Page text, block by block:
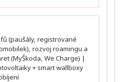
(paušály, registrované
rozvoj roamingu a
(MyŠkoda, We Charge) |
+ smart wallboxy